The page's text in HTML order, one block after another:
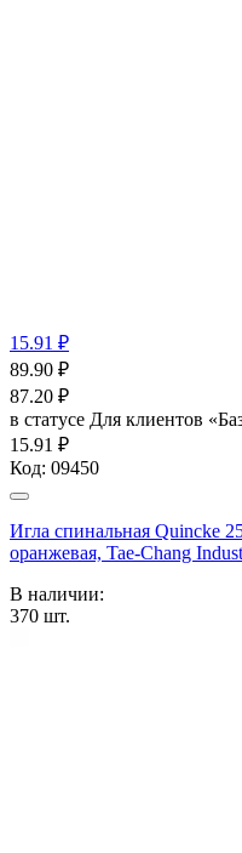
15.91 ₽
89.90 ₽
87.20 ₽
в статусе Для клиентов
15.91 ₽
Код: 09450
Игла спинальная Quincke
оранжевая, Tae-Chang
В наличии:
370 шт.